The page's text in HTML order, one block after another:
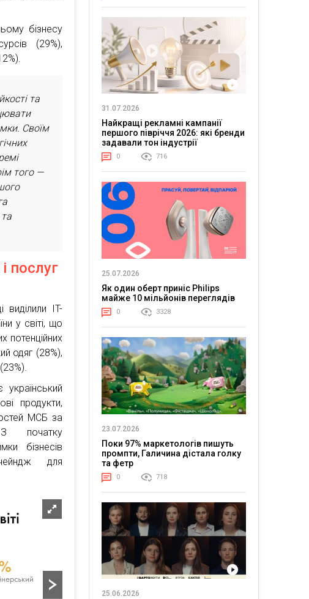
бізнесу
(29%),
та
Своїм
того —
послуг
виділили IT-
у світі, що
потенційних
одяг (28%),
продукти,
МСБ за
початку
бізнесів
для
31.07.2026
Найкращі рекламні кампанії
першого півріччя 2026: які бренди
задавали тон індустрії
0 716
25.07.2026
Як один оберт приніс Philips
майже 10 мільйонів переглядів
0 3328
23.07.2026
Поки 97% маркетологів пишуть
промпти, Галичина дістала голку
та фетр
0 718
25.06.2026